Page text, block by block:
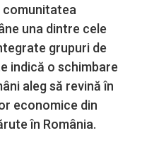
comunitatea
una dintre cele
grupuri de
indică o schimbare
aleg să revină în
economice din
în România.